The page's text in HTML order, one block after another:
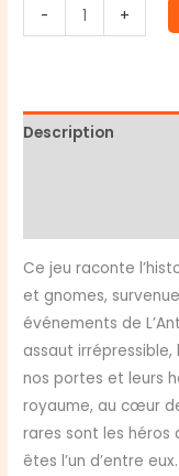
-
quantité
de
du
+
Description
Ce jeu raconte
et gnomes,
événements de
assaut
nos portes et leurs
royaume, au cœur
rares sont les héros
êtes l’un d’entre